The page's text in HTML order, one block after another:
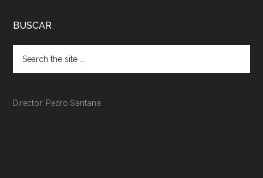
BUSCAR
Director: Pedro Santana